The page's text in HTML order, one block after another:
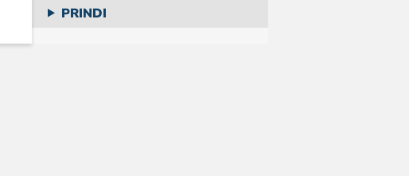
PRINDI